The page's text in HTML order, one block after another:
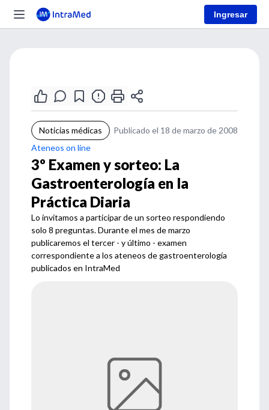
Ingresar
Noticias médicas
Publicado el 18 de marzo de 2008
Ateneos on line
3º Examen y sorteo: La
Gastroenterología en la
Práctica Diaria
Lo invitamos a participar de un sorteo respondiendo
solo 8 preguntas. Durante el mes de marzo
publicaremos el tercer - y último - examen
correspondiente a los ateneos de gastroenterología
publicados en IntraMed